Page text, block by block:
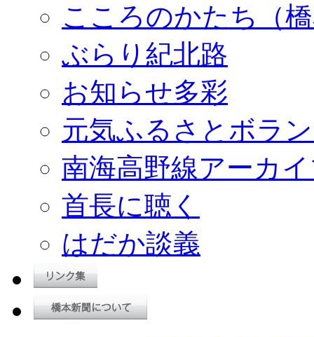
こころのかたち（
ぶらり紀北路
お知らせ多彩
元気ふるさとボラ
南海高野線アーカ
首長に聴く
はだか談義